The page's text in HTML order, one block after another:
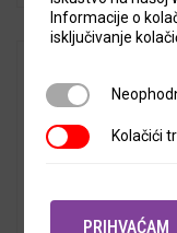
Informacije o
isključivanje
Neophodni
Kolačići trećih
Kolačići
PRIHVAĆAM